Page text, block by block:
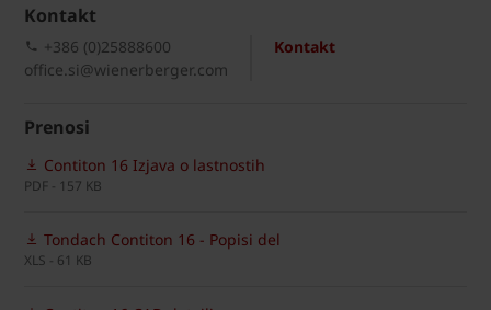
Kontakt
Kontakt
+386 (0)25888600
office.si@wienerberger.com
Prenosi
Contiton 16 Izjava o lastnostih
PDF - 157 KB
Tondach Contiton 16 - Popisi del
XLS - 61 KB